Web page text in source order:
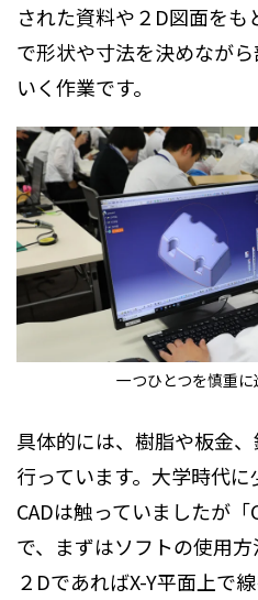
された資料や２D図面を
で形状や寸法を決めなが
いく作業です。
一つひとつを慎重に
具体的には、樹脂や板金
行っています。大学時代
CADは触っていましたが
で、まずはソフトの使用方
２DであればX-Y平面上で